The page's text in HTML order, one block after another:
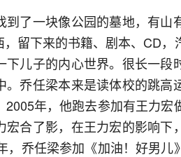
了一块像公园的墓地，有山
留下来的书籍、剧本、CD，
儿子的内心世界。很长一段
乔任梁本来是读体校的跳高
年，他跑去参加有王力宏
合了影，在王力宏的影响下
，乔任梁参加《加油！好男儿